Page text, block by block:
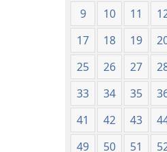
9
10 11
17
18 19
25
26 27
33
34 35
41
42 43
49
50 51